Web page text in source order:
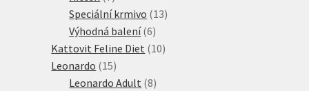
produktů
Speciální krmivo 1313
Výhodná balení 66
produktů
Kattovit Feline Diet 1010
Leonardo 1515
produktů
Leonardo Adult 88